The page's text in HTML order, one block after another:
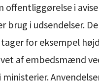
offentliggørelse i
brug i udsendelser.
for eksempel
af embedsmænd